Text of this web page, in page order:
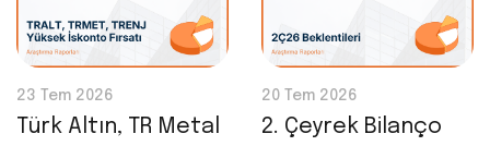
23 Tem 2026
Türk Altın, TR Metal
20 Tem 2026
2. Çeyrek Bilanço